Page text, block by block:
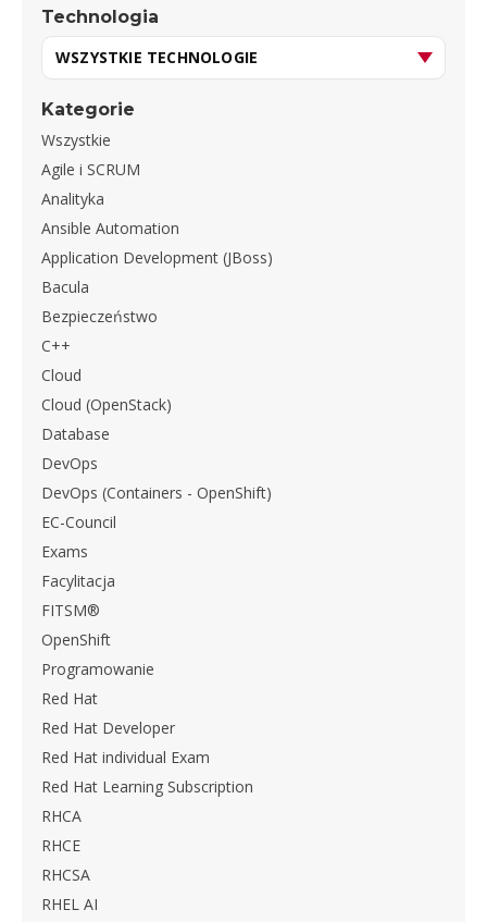
Technologia
Kategorie
Wszystkie
Agile i SCRUM
Analityka
Ansible Automation
Application Development (JBoss)
Bacula
Bezpieczeństwo
C++
Cloud
Cloud (OpenStack)
Database
DevOps
DevOps (Containers - OpenShift)
EC-Council
Exams
Facylitacja
FITSM®
OpenShift
Programowanie
Red Hat
Red Hat Developer
Red Hat individual Exam
Red Hat Learning Subscription
RHCA
RHCE
RHCSA
RHEL AI